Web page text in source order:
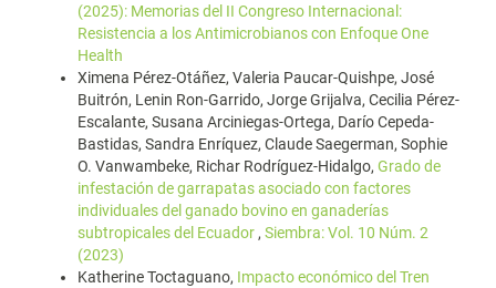
(2025): Memorias del II Congreso Internacional:
Resistencia a los Antimicrobianos con Enfoque One
Health
Ximena Pérez-Otáñez, Valeria Paucar-Quishpe, José
Buitrón, Lenin Ron-Garrido, Jorge Grijalva, Cecilia Pérez-
Escalante, Susana Arciniegas-Ortega, Darío Cepeda-
Bastidas, Sandra Enríquez, Claude Saegerman, Sophie
O. Vanwambeke, Richar Rodríguez-Hidalgo, Grado de
infestación de garrapatas asociado con factores
individuales del ganado bovino en ganaderías
subtropicales del Ecuador , Siembra: Vol. 10 Núm. 2
(2023)
Katherine Toctaguano, Impacto económico del Tren